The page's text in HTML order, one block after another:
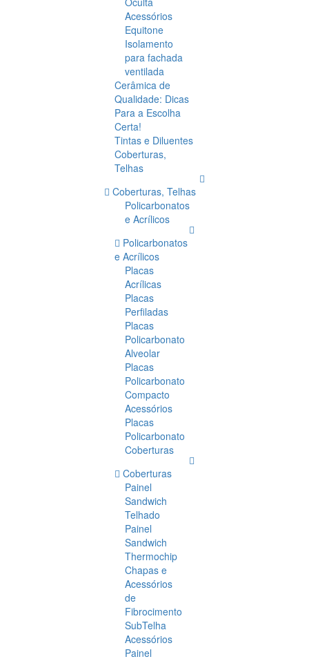
Acessórios
Equitone
Isolamento
para fachada
ventilada
Cerâmica de
Qualidade: Dicas
Para a Escolha
Certa!
Tintas e Diluentes
Coberturas,
Telhas
Coberturas, Telhas
Policarbonatos
e Acrílicos
Policarbonatos
e Acrílicos
Placas
Acrílicas
Placas
Perfiladas
Placas
Policarbonato
Alveolar
Placas
Policarbonato
Compacto
Acessórios
Placas
Policarbonato
Coberturas
Coberturas
Painel
Sandwich
Telhado
Painel
Sandwich
Thermochip
Chapas e
Acessórios
de
Fibrocimento
SubTelha
Acessórios
Painel